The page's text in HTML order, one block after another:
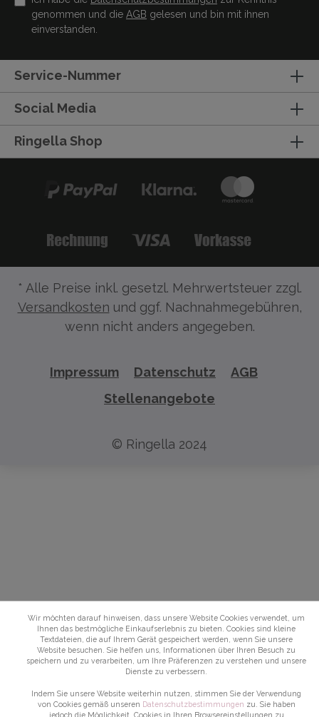
genommen und die AGB gelesen und bin mit ihnen
einverstanden.
Service-Nummer
Social Media
Ringella Shop
* Alle Preise inkl. gesetzl. Mehrwertsteuer zzgl.
Versandkosten und ggf. Nachnahmegebühren,
wenn nicht anders angegeben.
Impressum Datenschutz
AGB
Stellenangebote
© Ringella 2024
Wir möchten darauf hinweisen, dass unsere Website Cookies verwendet, um
Ihnen das bestmögliche Einkaufserlebnis zu bieten. Cookies sind kleine
Textdateien, die auf Ihrem Gerät gespeichert werden, wenn Sie unsere
Website besuchen. Sie helfen uns, Informationen über Ihren Besuch zu
speichern und zu verarbeiten, um Ihre Präferenzen zu verstehen und unsere
Dienste zu verbessern.
Indem Sie unsere Website weiterhin nutzen, stimmen Sie der Verwendung
von Cookies gemäß unseren Datenschutzbestimmungen zu. Sie haben
jedoch die Möglichkeit, Cookies in Ihren Browsereinstellungen zu